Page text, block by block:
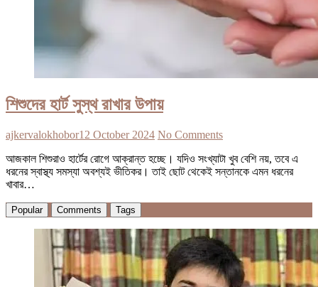
শিশুদের হার্ট সুস্থ রাখার উপায়
ajkervalokhobor12 October 2024 No Comments
আজকাল শিশুরাও হার্টের রোগে আক্রান্ত হচ্ছে। যদিও সংখ্যাটা খুব বেশি নয়, তবে এ
ধরনের স্বাস্থ্য সমস্যা অবশ্যই ভীতিকর। তাই ছোট থেকেই সন্তানকে এমন ধরনের
খাবার…
Popular Comments Tags